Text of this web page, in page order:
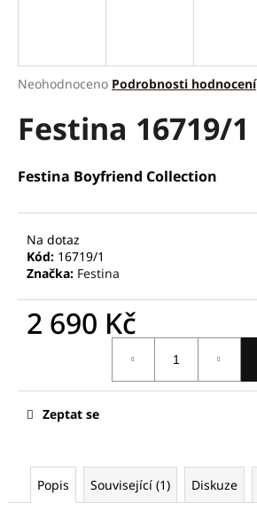
Průměrné
produktu
je
z
5
Neohodnoceno Podrobnosti hodnocení
Festina 16719/1
Festina Boyfriend Collection
Na dotaz
Kód: 16719/1
Značka: Festina
2 690 Kč
Zeptat se
Popis Související (1) Diskuze
í
t
?
D
o
p
o
u
e